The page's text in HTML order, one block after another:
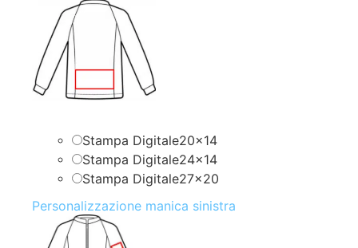
Stampa Digitale20x14
Stampa Digitale24x14
Stampa Digitale27x20
Personalizzazione manica sinistra